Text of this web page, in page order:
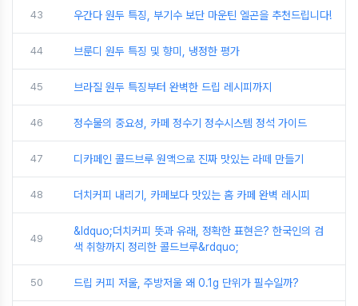
43 우간다 원두 특징, 부기수 보단 마운틴 엘곤을 추천드립니다!
44 브룬디 원두 특징 및 향미, 냉정한 평가
45 브라질 원두 특징부터 완벽한 드립 레시피까지
46 정수물의 중요성, 카페 정수기 정수시스템 정석 가이드
47 디카페인 콜드브루 원액으로 진짜 맛있는 라떼 만들기
48 더치커피 내리기, 카페보다 맛있는 홈 카페 완벽 레시피
49
&ldquo;더치커피 뜻과 유래, 정확한 표현은? 한국인의 검
색 취향까지 정리한 콜드브루&rdquo;
50 드립 커피 저울, 주방저울 왜 0.1g 단위가 필수일까?